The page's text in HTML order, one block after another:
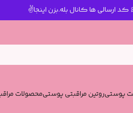
ارسالی ها کانال بله.بزن اینجا✌️
پوستیروتین مراقبتی پوستیمحصولات